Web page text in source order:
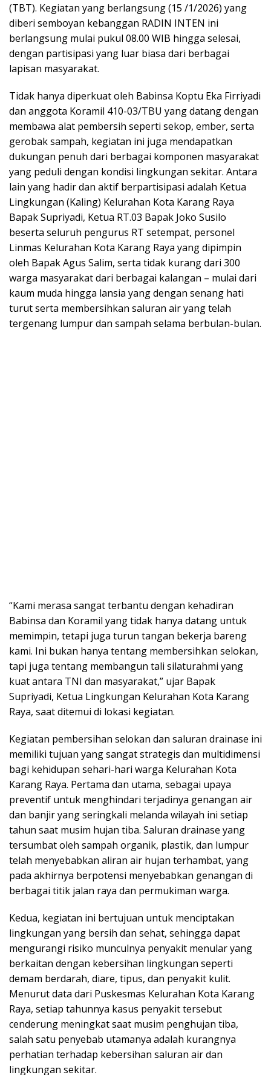
(TBT). Kegiatan yang berlangsung (15 /1/2026) yang
diberi semboyan kebanggan RADIN INTEN ini
berlangsung mulai pukul 08.00 WIB hingga selesai,
dengan partisipasi yang luar biasa dari berbagai
lapisan masyarakat.
Tidak hanya diperkuat oleh Babinsa Koptu Eka Firriyadi
dan anggota Koramil 410-03/TBU yang datang dengan
membawa alat pembersih seperti sekop, ember, serta
gerobak sampah, kegiatan ini juga mendapatkan
dukungan penuh dari berbagai komponen masyarakat
yang peduli dengan kondisi lingkungan sekitar. Antara
lain yang hadir dan aktif berpartisipasi adalah Ketua
Lingkungan (Kaling) Kelurahan Kota Karang Raya
Bapak Supriyadi, Ketua RT.03 Bapak Joko Susilo
beserta seluruh pengurus RT setempat, personel
Linmas Kelurahan Kota Karang Raya yang dipimpin
oleh Bapak Agus Salim, serta tidak kurang dari 300
warga masyarakat dari berbagai kalangan – mulai dari
kaum muda hingga lansia yang dengan senang hati
turut serta membersihkan saluran air yang telah
tergenang lumpur dan sampah selama berbulan-bulan.
“Kami merasa sangat terbantu dengan kehadiran
Babinsa dan Koramil yang tidak hanya datang untuk
memimpin, tetapi juga turun tangan bekerja bareng
kami. Ini bukan hanya tentang membersihkan selokan,
tapi juga tentang membangun tali silaturahmi yang
kuat antara TNI dan masyarakat,” ujar Bapak
Supriyadi, Ketua Lingkungan Kelurahan Kota Karang
Raya, saat ditemui di lokasi kegiatan.
Kegiatan pembersihan selokan dan saluran drainase ini
memiliki tujuan yang sangat strategis dan multidimensi
bagi kehidupan sehari-hari warga Kelurahan Kota
Karang Raya. Pertama dan utama, sebagai upaya
preventif untuk menghindari terjadinya genangan air
dan banjir yang seringkali melanda wilayah ini setiap
tahun saat musim hujan tiba. Saluran drainase yang
tersumbat oleh sampah organik, plastik, dan lumpur
telah menyebabkan aliran air hujan terhambat, yang
pada akhirnya berpotensi menyebabkan genangan di
berbagai titik jalan raya dan permukiman warga.
Kedua, kegiatan ini bertujuan untuk menciptakan
lingkungan yang bersih dan sehat, sehingga dapat
mengurangi risiko munculnya penyakit menular yang
berkaitan dengan kebersihan lingkungan seperti
demam berdarah, diare, tipus, dan penyakit kulit.
Menurut data dari Puskesmas Kelurahan Kota Karang
Raya, setiap tahunnya kasus penyakit tersebut
cenderung meningkat saat musim penghujan tiba,
salah satu penyebab utamanya adalah kurangnya
perhatian terhadap kebersihan saluran air dan
lingkungan sekitar.